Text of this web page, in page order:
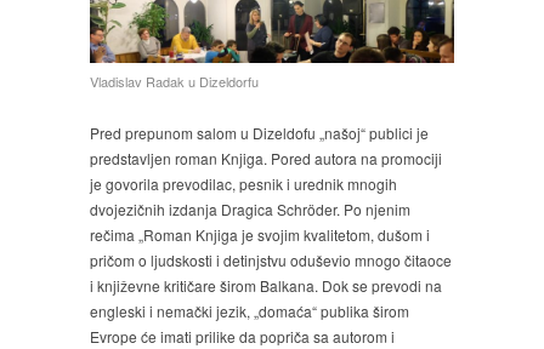
Vladislav Radak u Dizeldorfu
Pred prepunom salom u Dizeldofu „našoj“ publici je
predstavljen roman Knjiga. Pored autora na promociji
je govorila prevodilac, pesnik i urednik mnogih
dvojezičnih izdanja Dragica Schröder. Po njenim
rečima „Roman Knjiga je svojim kvalitetom, dušom i
pričom o ljudskosti i detinjstvu oduševio mnogo čitaoce
i književne kritičare širom Balkana. Dok se prevodi na
engleski i nemački jezik, „domaća“ publika širom
Evrope će imati prilike da popriča sa autorom i